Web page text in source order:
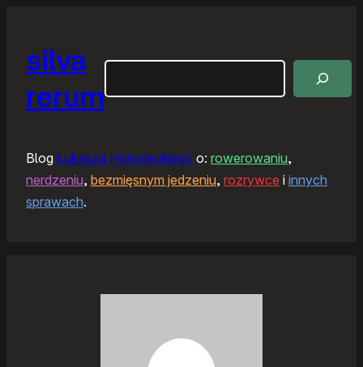
silva
rerum
Blog Łukasza Horodeckiego o: rowerowaniu,
nerdzeniu, bezmięsnym jedzeniu, rozrywce i innych
sprawach.